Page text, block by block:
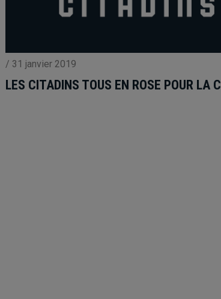
/ 31 janvier 2019
LES CITADINS TOUS EN ROSE POUR LA